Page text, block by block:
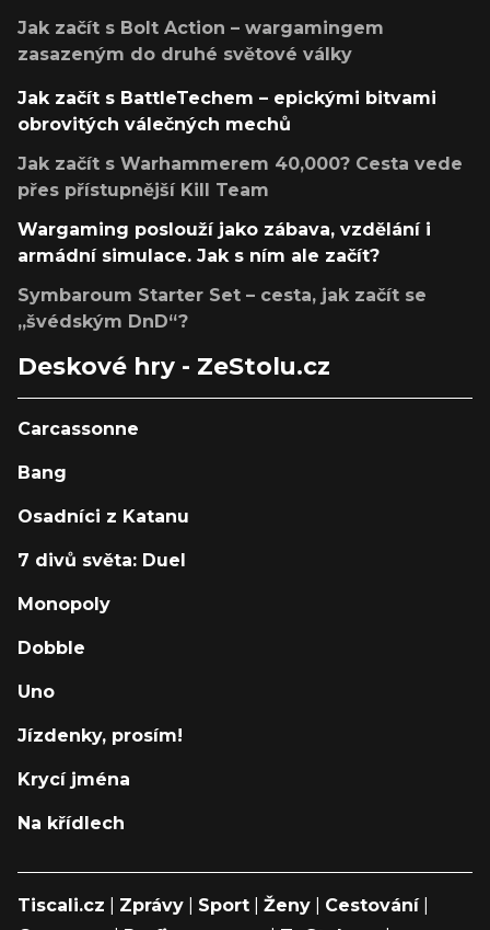
Jak začít s Bolt Action – wargamingem
zasazeným do druhé světové války
Jak začít s BattleTechem – epickými bitvami
obrovitých válečných mechů
Jak začít s Warhammerem 40,000? Cesta vede
přes přístupnější Kill Team
Wargaming poslouží jako zábava, vzdělání i
armádní simulace. Jak s ním ale začít?
Symbaroum Starter Set – cesta, jak začít se
„švédským DnD“?
Deskové hry - ZeStolu.cz
Carcassonne
Bang
Osadníci z Katanu
7 divů světa: Duel
Monopoly
Dobble
Uno
Jízdenky, prosím!
Krycí jména
Na křídlech
Tiscali.cz Zprávy Sport Ženy Cestování|